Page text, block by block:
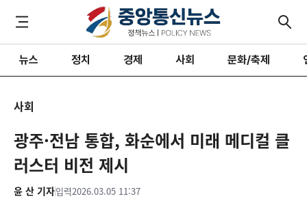
뉴스 정치 경제 사회 문화/축제
사회
광주·전남 통합, 화순에서 미래 메디컬 클
러스터 비전 제시
윤 산 기자입력2026.03.05 11:37